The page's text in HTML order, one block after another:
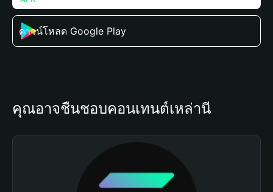
ดาวน์โหลด Google Play
คุณอาจชื่นชอบคอนเทนต์เหล่านี้